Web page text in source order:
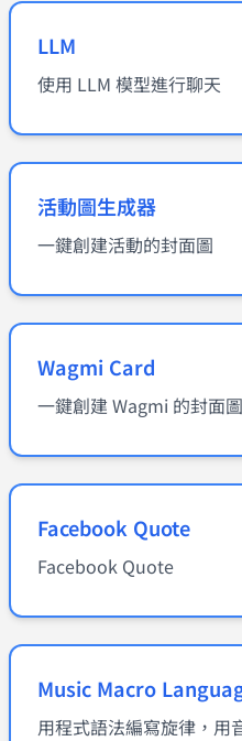
LLM
使用 LLM 模型進行聊天
活動圖生成器
一鍵創建活動的封面圖
Wagmi Card
一鍵創建 Wagmi 的封面圖
Facebook Quote
Facebook Quote
Music Macro
用程式語法編寫旋律，用